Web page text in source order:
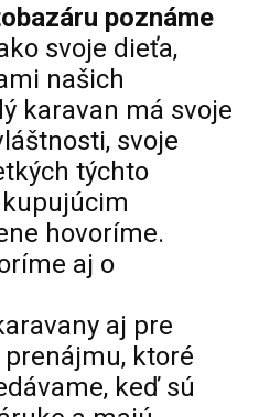
poznáme
svoje dieťa,
našich
karavan má svoje
svoje
týchto
hovoríme.
aj o
aj pre
ktoré
keď sú